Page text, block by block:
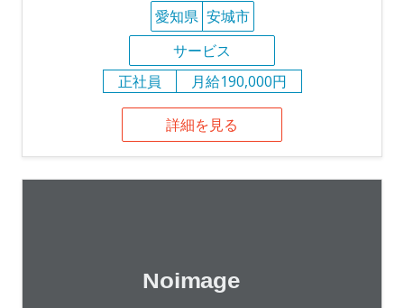
愛知県 安城市
サービス
正社員
月給190,000円
詳細を見る